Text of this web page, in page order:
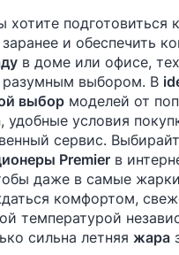
хотите подготовиться
заранее и обеспечить
в доме или офисе,
разумным выбором. В
выбор моделей от
, удобные условия
сервис.
Premier в
даже в самые
комфортом,
температурой
сильна летняя жара